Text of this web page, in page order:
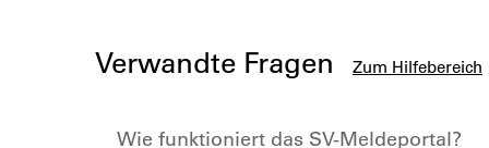
Verwandte Fragen Zum Hilfebereich
Wie funktioniert das SV-Meldeportal?